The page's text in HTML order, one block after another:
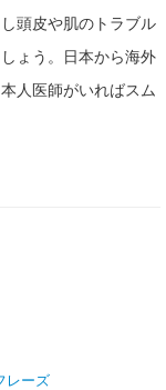
頭皮や肌のトラブル
ょう。日本から海外
人医師がいればスム
レーズ